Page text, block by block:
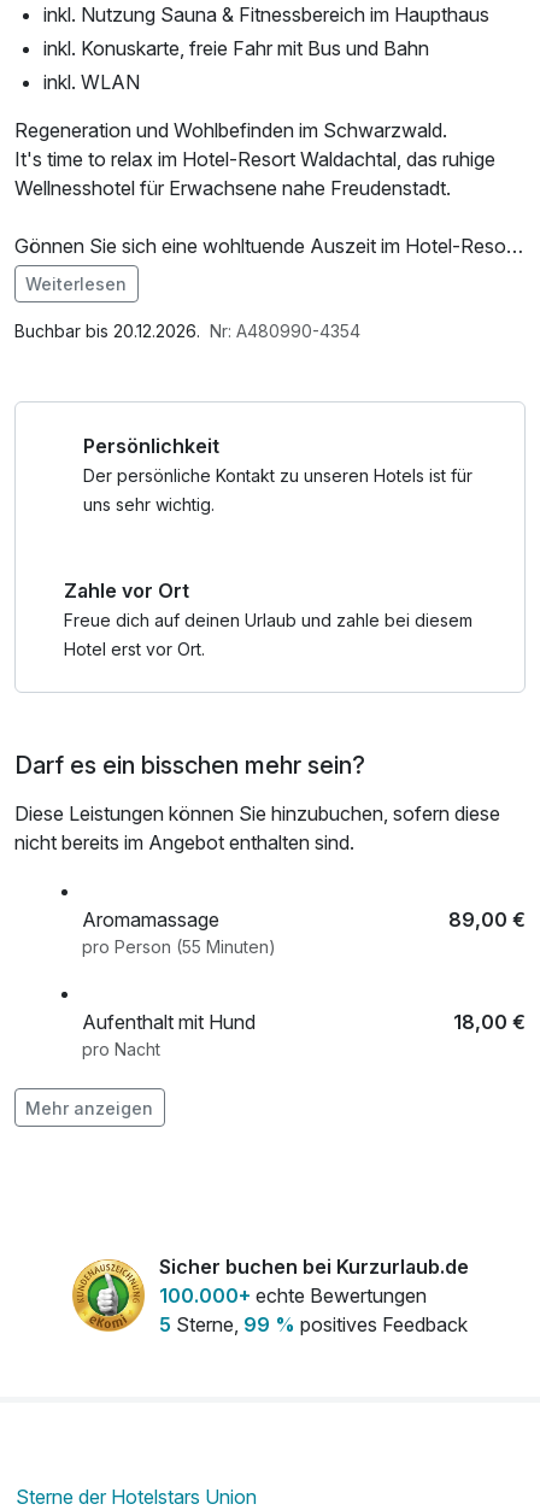
inkl. Nutzung Sauna & Fitnessbereich im Haupthaus
inkl. Konuskarte, freie Fahr mit Bus und Bahn
inkl. WLAN
Regeneration und Wohlbefinden im Schwarzwald.
It's time to relax im Hotel-Resort Waldachtal, das ruhige
Wellnesshotel für Erwachsene nahe Freudenstadt.
Gönnen Sie sich eine wohltuende Auszeit im Hotel-Resort
Waldachtal und erleben Sie Wellness, Natur und Genuss im
Nordschwarzwald. Lassen Sie den Alltag hinter sich und
genießen Sie entspannte Tage im Adults-Only
Das enthaltene Wellness-Paket im Wert von 98 €
verwöhnt Sie mit:
*Pflegepackung in der Softpackliege (25 Minuten) für
wohltuende Wärme und Entspannung
*Aromaöl-Teilmassage (25 Minuten) mit ausgewählten
Bitte vereinbaren Sie die Termine für das Wellness-Paket
mit Leihbademantel und Saunatuch erhalten Sei bequem
an der Rezeption.
Nach erholsamen Stunden im Wellnessbereich genießen
Sie regionale Spezialitäten und kulinarische Highlights im
Im Angebot enthalten
1 Flasche Mineralwasser, Saunabenutzung, Nutzung des
Weiterlesen
Buchbar bis 20.12.2026. Nr: A480990-4354
Persönlichkeit
Der persönliche Kontakt zu unseren Hotels ist für
uns sehr wichtig.
Zahle vor Ort
Freue dich auf deinen Urlaub und zahle bei diesem
Hotel erst vor Ort.
Darf es ein bisschen mehr sein?
Diese Leistungen können Sie hinzubuchen, sofern diese
nicht bereits im Angebot enthalten sind.
Aromamassage 89,00 €
pro Person (55 Minuten)
Aufenthalt mit Hund 18,00 €
pro Nacht
Blumenstrauß
pro Stück
Früh Check-in ab 13 Uhr 34,00 €
pro Aufenthalt
Mehr anzeigen
Sicher buchen bei Kurzurlaub.de
100.000+ echte Bewertungen
5 Sterne, 99 % positives Feedback
Sterne der Hotelstars Union